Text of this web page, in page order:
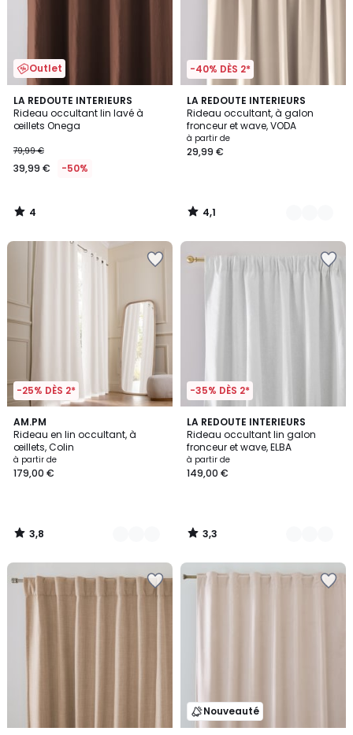
Outlet
LA REDOUTE INTERIEURS
Rideau occultant lin lavé à
œillets Onega
79,99 €
39,99 € -50%
4
/
5
4
/
-40% DÈS 2*
LA REDOUTE INTERIEURS
Rideau occultant, à galon
fronceur et wave, VODA
à partir de
29,99 €
4,1
/ 5
7
Couleurs
4,1
/
-25% DÈS 2*
AM.PM
Rideau en lin occultant, à
œillets, Colin
à partir de
179,00 €
3,8
/ 5
4
Couleurs
3,8
/
-35% DÈS 2*
LA REDOUTE INTERIEURS
Rideau occultant lin galon
fronceur et wave, ELBA
à partir de
149,00 €
3,3
/ 5
4
Couleurs
3,3
/
Nouveauté